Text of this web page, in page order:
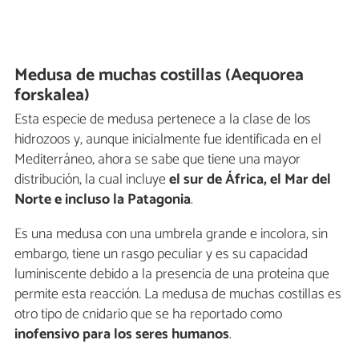
Medusa de muchas costillas (Aequorea
forskalea)
Esta especie de medusa pertenece a la clase de los
hidrozoos y, aunque inicialmente fue identificada en el
Mediterráneo, ahora se sabe que tiene una mayor
distribución, la cual incluyeel sur de África, el Mar del
Norte e incluso la Patagonia.
Es una medusa con una umbrela grande e incolora, sin
embargo, tiene un rasgo peculiar y es su capacidad
luminiscente debido a la presencia de una proteína que
permite esta reacción. La medusa de muchas costillas es
otro tipo de cnidario que se ha reportado como
inofensivo para los seres humanos.